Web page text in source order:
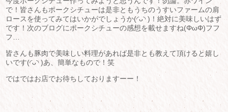
で！皆さんもポークシチューは是非ともうちのうすいファームの肩
ロースを使ってみてはいかがでしょうか(◜ᴗ◝ )！絶対に美味しいはず
です！次のブログにポークシチューの感想を載せますね(ΦωΦ)フフ
フ…
皆さんも豚肉で美味しい料理があれば是非とも教えて頂けると嬉し
いです(◜ᴗ◝ )あ、簡単なもので！笑
ではではお店でお待ちしておりますーー！